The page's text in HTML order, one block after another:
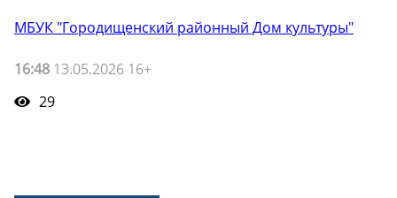
МБУК "Городищенский районный Дом культуры"
16:48 13.05.2026 16+
29